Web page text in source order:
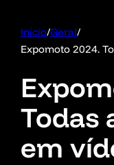
Início/Geral/
Expomoto 2024.
Todas
em